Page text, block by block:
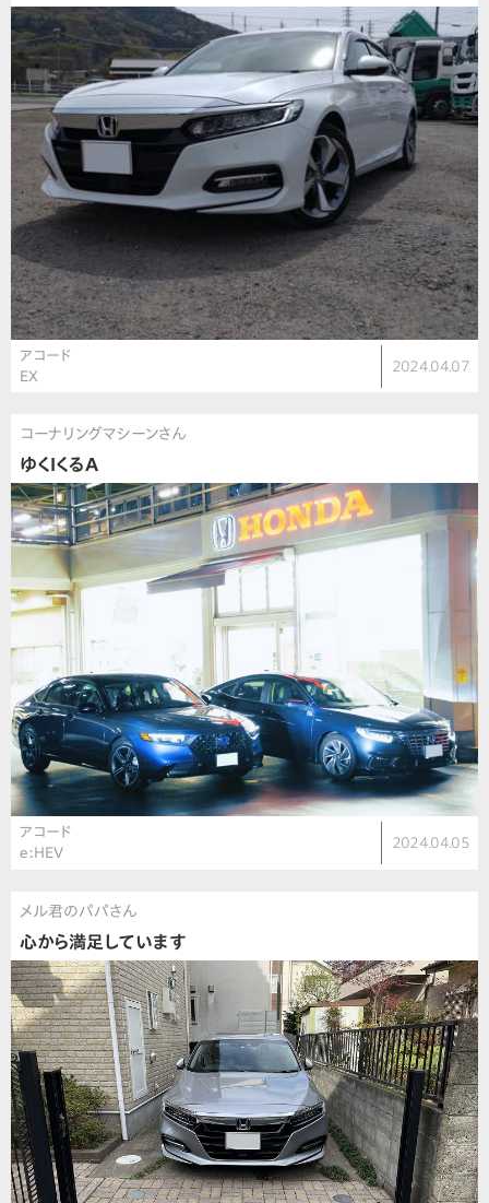
アコード
EX
2024.04.07
コーナリングマシーンさん
ゆくIくるA
アコード
e:HEV
2024.04.05
メル君のパパさん
心から満足しています